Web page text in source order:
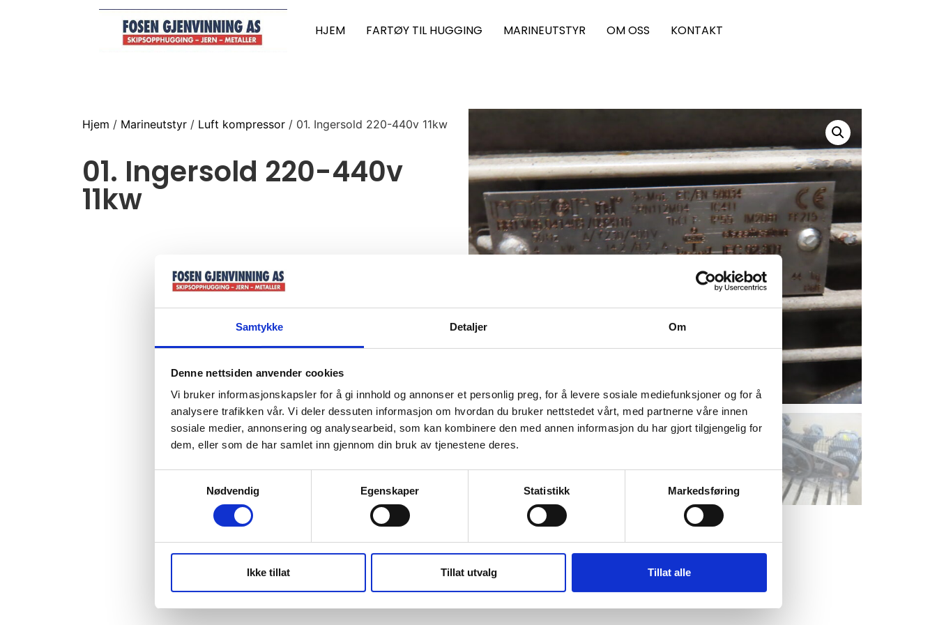
Samtykke Detaljer Om
Denne nettsiden anvender cookies
Vi bruker informasjonskapsler for å gi innhold og annonser et personlig preg, for å levere sosiale mediefunksjoner og for å
analysere trafikken vår. Vi deler dessuten informasjon om hvordan du bruker nettstedet vårt, med partnerne våre innen
sosiale medier, annonsering og analysearbeid, som kan kombinere den med annen informasjon du har gjort tilgjengelig for
dem, eller som de har samlet inn gjennom din bruk av tjenestene deres.
Nødvendig
Egenskaper Statistikk Markedsføring
Ikke tillat Tillat utvalg Tillat alle
HJEM FARTØY TIL HUGGING MARINEUTSTYR OM OSS KONTAKT
Hjem / Marineutstyr/ Luft kompressor/ 01. Ingersold 220-440v 11kw
01. Ingersold 220-440v
11kw